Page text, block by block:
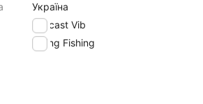
Україна
Outcast Vib
Viking Fishing